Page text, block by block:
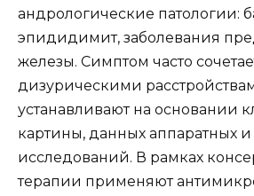
андрологические патологии:
эпидидимит, заболевания
железы. Симптом часто
дизурическими
устанавливают на основании
картины, данных аппаратных
исследований. В рамках
терапии применяют